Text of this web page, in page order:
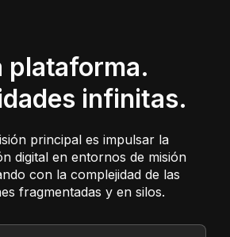
plataforma.
infinitas.
principal es impulsar la
digital en entornos de misión
con la complejidad de las
fragmentadas y en silos.